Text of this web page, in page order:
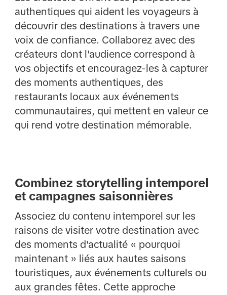
authentiques qui aident les voyageurs à
découvrir des destinations à travers une
voix de confiance. Collaborez avec des
créateurs dont l'audience correspond à
vos objectifs et encouragez-les à capturer
des moments authentiques, des
restaurants locaux aux événements
communautaires, qui mettent en valeur ce
qui rend votre destination mémorable.
Combinez storytelling intemporel
et campagnes saisonnières
Associez du contenu intemporel sur les
raisons de visiter votre destination avec
des moments d'actualité « pourquoi
maintenant » liés aux hautes saisons
touristiques, aux événements culturels ou
aux grandes fêtes. Cette approche